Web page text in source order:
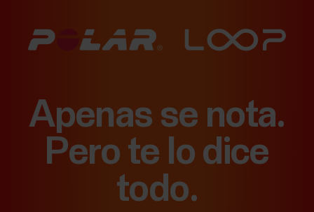
Apenas se nota.
Pero te lo dice
todo.